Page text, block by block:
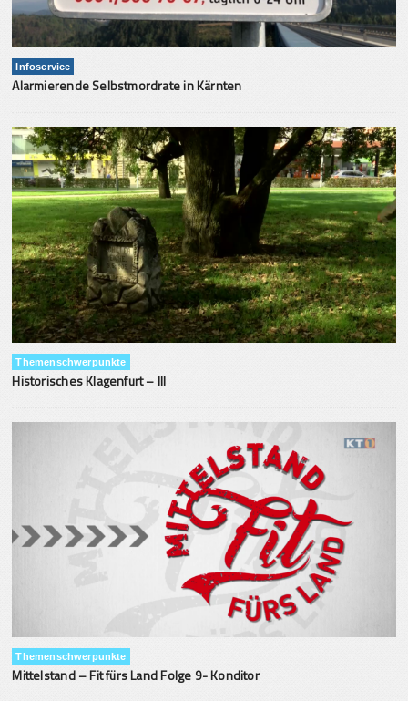
Infoservice
Alarmierende Selbstmordrate in Kärnten
Themenschwerpunkte
Historisches Klagenfurt – III
Themenschwerpunkte
Mittelstand – Fit fürs Land Folge 9- Konditor